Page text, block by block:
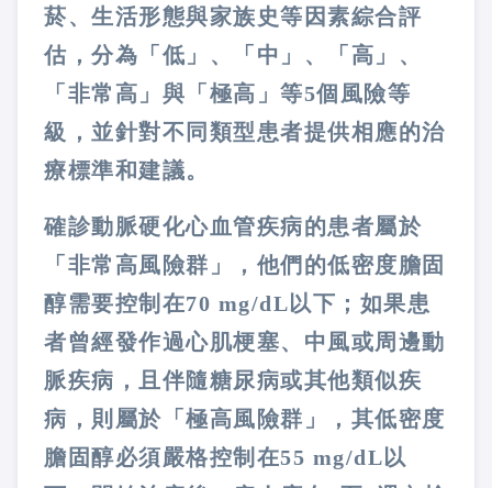
菸、生活形態與家族史等因素綜合評
估，分為「低」、「中」、「高」、
「非常高」與「極高」等5個風險等
級，並針對不同類型患者提供相應的治
療標準和建議。
確診動脈硬化心血管疾病的患者屬於
「非常高風險群」，他們的低密度膽固
醇需要控制在70 mg/dL以下；如果患
者曾經發作過心肌梗塞、中風或周邊動
脈疾病，且伴隨糖尿病或其他類似疾
病，則屬於「極高風險群」，其低密度
膽固醇必須嚴格控制在55 mg/dL以